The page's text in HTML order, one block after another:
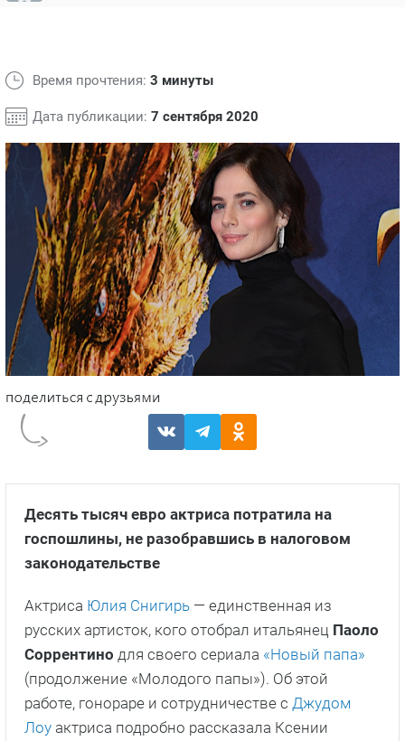
Время прочтения: 3 минуты
Дата публикации: 7 сентября 2020
Десять тысяч евро актриса потратила на
госпошлины, не разобравшись в налоговом
законодательстве
Актриса Юлия Снигирь — единственная из
русских артисток, кого отобрал итальянец Паоло
Соррентино для своего сериала «Новый папа»
(продолжение «Молодого папы»). Об этой
работе, гонораре и сотрудничестве с Джудом
Лоу актриса подробно рассказала Ксении